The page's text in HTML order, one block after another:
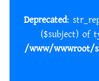
Deprecated: str_replace(): Passing null to parameter #3
($subject) of
/www/wwwroot/